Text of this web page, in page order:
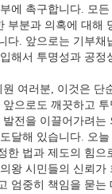
에 촉구합니다. 모
부분과 의혹에 대해
다. 앞으로는 기부채
해서 투명성과 공정
여러분, 이것은 단
으로도 깨끗하고
전을 이끌어가려는
달해 있습니다. 오
한 법과 제도의 힘으
왕 시민들의 신뢰가
엄중히 책임을 묻는